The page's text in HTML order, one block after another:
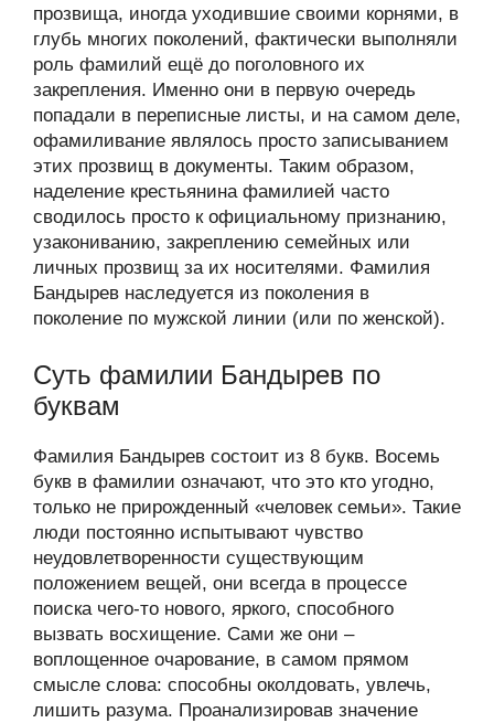
прозвища, иногда уходившие своими корнями, в
глубь многих поколений, фактически выполняли
роль фамилий ещё до поголовного их
закрепления. Именно они в первую очередь
попадали в переписные листы, и на самом деле,
офамиливание являлось просто записыванием
этих прозвищ в документы. Таким образом,
наделение крестьянина фамилией часто
сводилось просто к официальному признанию,
узакониванию, закреплению семейных или
личных прозвищ за их носителями. Фамилия
Бандырев наследуется из поколения в
поколение по мужской линии (или по женской).
Суть фамилии Бандырев по
буквам
Фамилия Бандырев состоит из 8 букв. Восемь
букв в фамилии означают, что это кто угодно,
только не прирожденный «человек семьи». Такие
люди постоянно испытывают чувство
неудовлетворенности существующим
положением вещей, они всегда в процессе
поиска чего-то нового, яркого, способного
вызвать восхищение. Сами же они –
воплощенное очарование, в самом прямом
смысле слова: способны околдовать, увлечь,
лишить разума. Проанализировав значение